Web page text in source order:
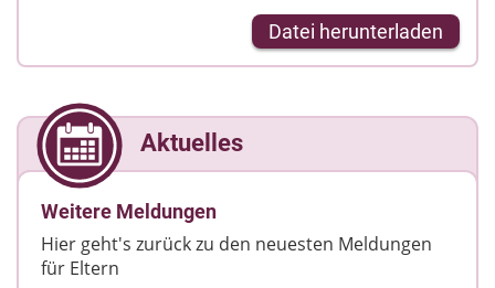
Datei herunterladen
Aktuelles
Weitere Meldungen
Hier geht's zurück zu den neuesten Meldungen
für Eltern